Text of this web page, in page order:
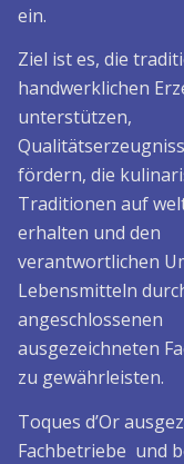
ein.
Ziel ist es, die
handwerklichen
unterstützen,
fördern, die
Traditionen auf
erhalten und den
verantwortlichen
Lebensmitteln
angeschlossenen
ausgezeichneten
zu gewährleisten.
Toques d’Or
Fachbetriebe und